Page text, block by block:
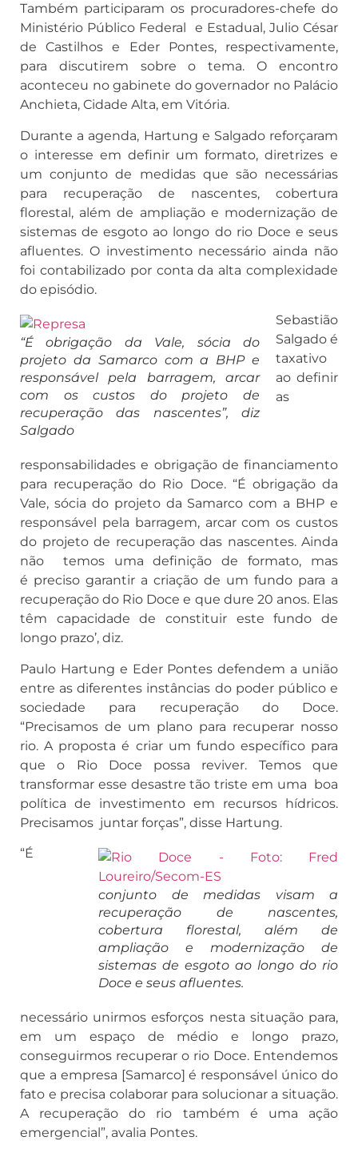
Também participaram os procuradores-chefe do
Ministério Público Federal e Estadual, Julio César
de Castilhos e Eder Pontes, respectivamente,
para discutirem sobre o tema. O encontro
aconteceu no gabinete do governador no Palácio
Anchieta, Cidade Alta, em Vitória.
Durante a agenda, Hartung e Salgado reforçaram
o interesse em definir um formato, diretrizes e
um conjunto de medidas que são necessárias
para recuperação de nascentes, cobertura
florestal, além de ampliação e modernização de
sistemas de esgoto ao longo do rio Doce e seus
afluentes. O investimento necessário ainda não
foi contabilizado por conta da alta complexidade
do episódio.
“É obrigação da Vale, sócia do
projeto da Samarco com a BHP e
responsável pela barragem, arcar
com os custos do projeto de
recuperação das nascentes”, diz
Salgado
Sebastião
Salgado é
taxativo
ao definir
as
responsabilidades e obrigação de financiamento
para recuperação do Rio Doce. “É obrigação da
Vale, sócia do projeto da Samarco com a BHP e
responsável pela barragem, arcar com os custos
do projeto de recuperação das nascentes. Ainda
não temos uma definição de formato, mas
é preciso garantir a criação de um fundo para a
recuperação do Rio Doce e que dure 20 anos. Elas
têm capacidade de constituir este fundo de
longo prazo’, diz.
Paulo Hartung e Eder Pontes defendem a união
entre as diferentes instâncias do poder público e
sociedade para recuperação do Doce.
“Precisamos de um plano para recuperar nosso
rio. A proposta é criar um fundo específico para
que o Rio Doce possa reviver. Temos que
transformar esse desastre tão triste em uma boa
política de investimento em recursos hídricos.
Precisamos juntar forças”, disse Hartung.
conjunto de medidas visam a
recuperação de nascentes,
cobertura florestal, além de
ampliação e modernização de
sistemas de esgoto ao longo do rio
Doce e seus afluentes.
“É
necessário unirmos esforços nesta situação para,
em um espaço de médio e longo prazo,
conseguirmos recuperar o rio Doce. Entendemos
que a empresa [Samarco] é responsável único do
fato e precisa colaborar para solucionar a situação.
A recuperação do rio também é uma ação
emergencial”, avalia Pontes.